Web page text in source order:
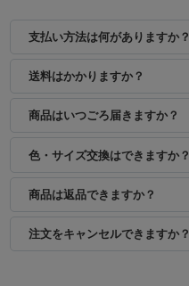
支払い方法は何がありますか？
送料はかかりますか？
商品はいつごろ届きますか？
色・サイズ交換はできますか？
商品は返品できますか？
注文をキャンセルできますか？